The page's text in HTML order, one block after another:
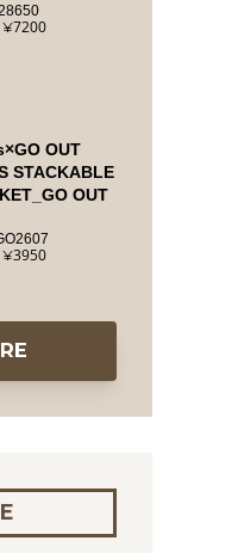
7200
OUT
STACKABLE
OUT
3950